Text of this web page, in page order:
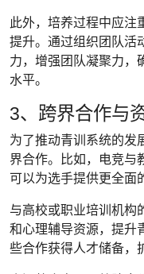
此外，培养过程中应注
提升。通过组织团队活
力，增强团队凝聚力，
水平。
3、跨界合作与
为了推动青训系统的发
界合作。比如，电竞与
可以为选手提供更全面
与高校或职业培训机构
和心理辅导资源，提升
些合作获得人才储备，